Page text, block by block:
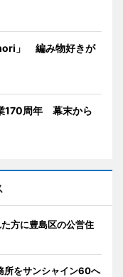
」 編み物好きが
170周年 幕末から
方に豊島区の公営住
所をサンシャイン60へ